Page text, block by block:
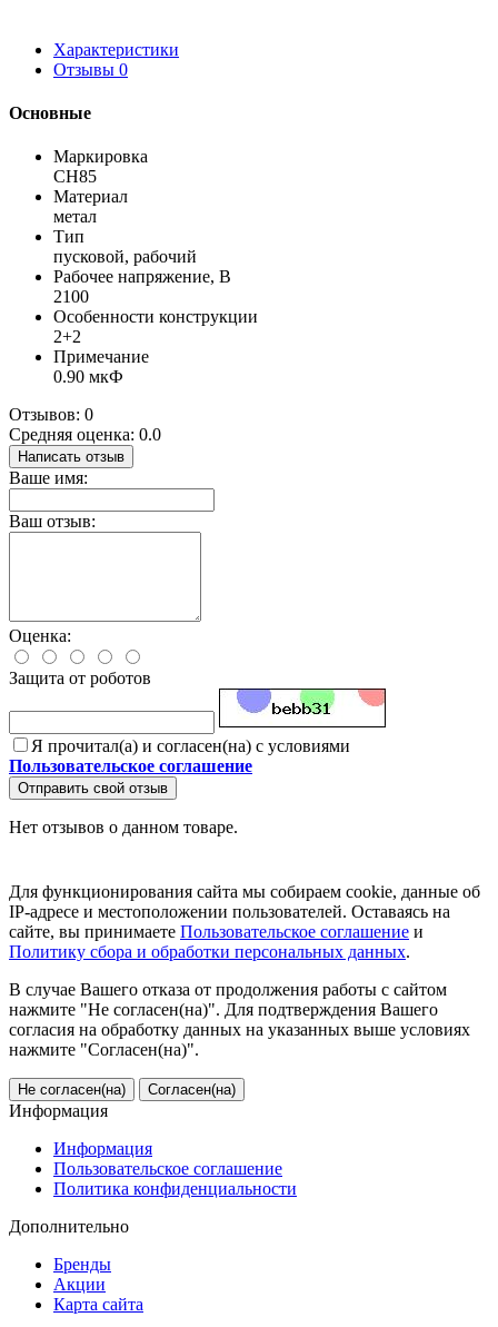
Характеристики
Отзывы 0
Основные
Маркировка
СН85
Материал
метал
Тип
пусковой, рабочий
Рабочее напряжение, В
2100
Особенности конструкции
2+2
Примечание
0.90 мкФ
Отзывов: 0
Средняя оценка: 0.0
Написать отзыв
Ваше имя:
Ваш отзыв:
Оценка:
Защита от роботов
Я прочитал(а) и согласен(на) с условиями
Пользовательское соглашение
Отправить свой отзыв
Нет отзывов о данном товаре.
Для функционирования сайта мы собираем cookie, данные об
IP-адресе и местоположении пользователей. Оставаясь на
сайте, вы принимаете Пользовательское соглашение и
Политику сбора и обработки персональных данных.
В случае Вашего отказа от продолжения работы с сайтом
нажмите "Не согласен(на)". Для подтверждения Вашего
согласия на обработку данных на указанных выше условиях
нажмите "Согласен(на)".
Не согласен(на) Согласен(на)
Информация
Информация
Пользовательское соглашение
Политика конфиденциальности
Дополнительно
Бренды
Акции
Карта сайта